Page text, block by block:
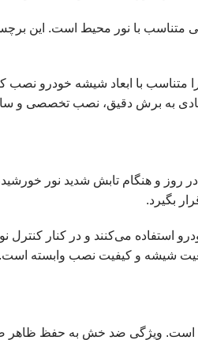
متناسب با نور محیط است. این
به برش دقیق، نصب تخصصی و
و هنگام تابش شدید نور
بگیرد.
استفاده می‌کنند و در کنار
شیشه و کیفیت نصب وابسته است.
است. ویژگی ضد خش به حفظ